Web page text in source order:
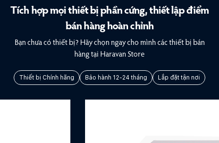
Tích hợp mọi thiết bị phần cứng, thiết lập điểm
bán hàng hoàn chỉnh
Bạn chưa có thiết bị? Hãy chọn ngay cho mình các thiết bị bán
hàng tại Haravan Store
Thiết bị Chính hãng Bảo hành 12-24 tháng Lắp đặt tận nơi